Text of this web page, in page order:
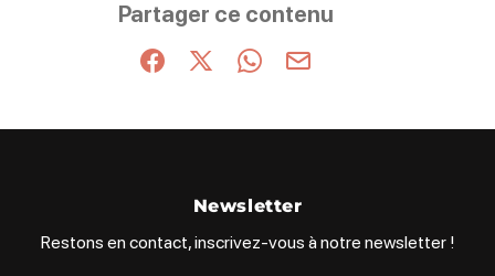
Partager ce contenu
Partager sur Facebook (nouvelle fenêtre)
Partager sur X / Twitter (nouvelle
Partager sur WhatsApp
Partager par mail
Newsletter
Restons en contact, inscrivez-vous à notre newsletter !